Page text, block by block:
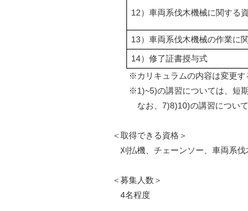
12）車両系伐木機械に関する
13）車両系伐木機械の作業に
14）修了証書授与式
※カリキュラムの内容は変更す
※1)~5)の講習については、短期
なお、7)8)10)の講習については
＜取得できる資格＞
刈払機、チェーンソー、車両系伐
＜募集人数＞
4名程度